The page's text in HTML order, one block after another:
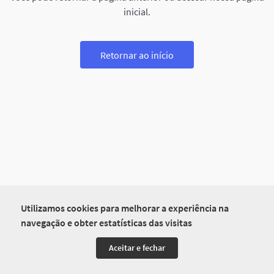
Utilizamos cookies para melhorar a experiência na
navegação e obter estatísticas das visitas
Aceitar e fechar
inicial.
Retornar ao início